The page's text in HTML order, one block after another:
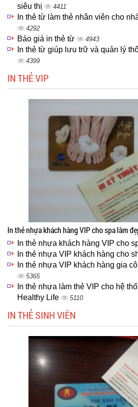
siêu thị
4411
In thẻ từ làm thẻ nhân viên cho
4292
Báo giá in thẻ từ 4943
In thẻ từ giúp lưu trữ và quản lý
4399
IN THẺ VIP
In thẻ nhựa khách hàng VIP cho spa làm
In thẻ nhựa khách hàng VIP cho
In thẻ nhựa VIP khách hàng cho
In thẻ nhựa VIP khách hàng gia
5365
In thẻ nhựa làm thẻ VIP cho hệ
Healthy Life
5110
IN THẺ SINH VIÊN